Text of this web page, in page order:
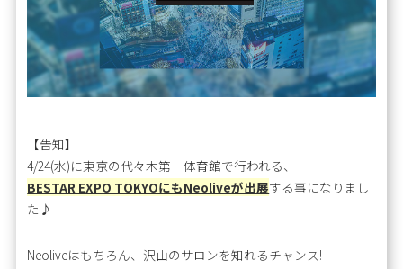
【告知】
4/24(水)に東京の代々木第一体育館で行われる、
BESTAR EXPO TOKYOにもNeoliveが出展する事になりまし
た♪
Neoliveはもちろん、沢山のサロンを知れるチャンス!